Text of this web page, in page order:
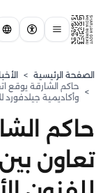
الصفحة الرئيسية >
>
حاكم الشارقة يوقع
وأكاديمية جيلدفورد
حاكم
تعاون